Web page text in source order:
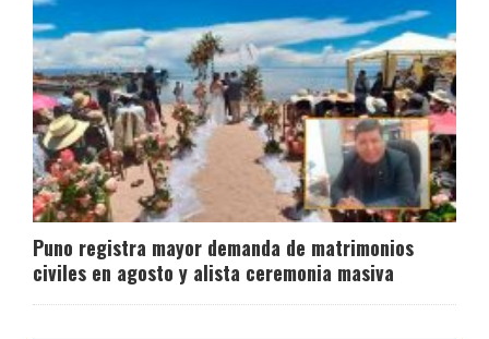
Puno registra mayor demanda de matrimonios
civiles en agosto y alista ceremonia masiva